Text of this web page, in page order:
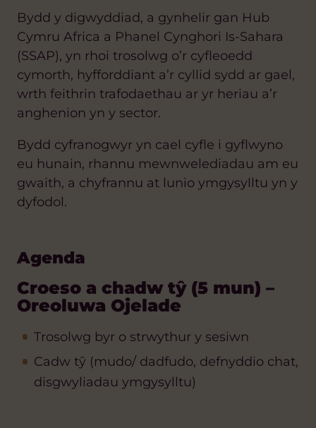
Bydd y digwyddiad, a gynhelir gan Hub
Cymru Africa a Phanel Cynghori Is-Sahara
(SSAP), yn rhoi trosolwg o’r cyfleoedd
cymorth, hyfforddiant a’r cyllid sydd ar gael,
wrth feithrin trafodaethau ar yr heriau a’r
anghenion yn y sector.
Bydd cyfranogwyr yn cael cyfle i gyflwyno
eu hunain, rhannu mewnwelediadau am eu
gwaith, a chyfrannu at lunio ymgysylltu yn y
dyfodol.
Agenda
Croeso a chadw tŷ (5 mun) –
Oreoluwa Ojelade
Trosolwg byr o strwythur y sesiwn
Cadw tŷ (mudo/ dadfudo, defnyddio chat,
disgwyliadau ymgysylltu)